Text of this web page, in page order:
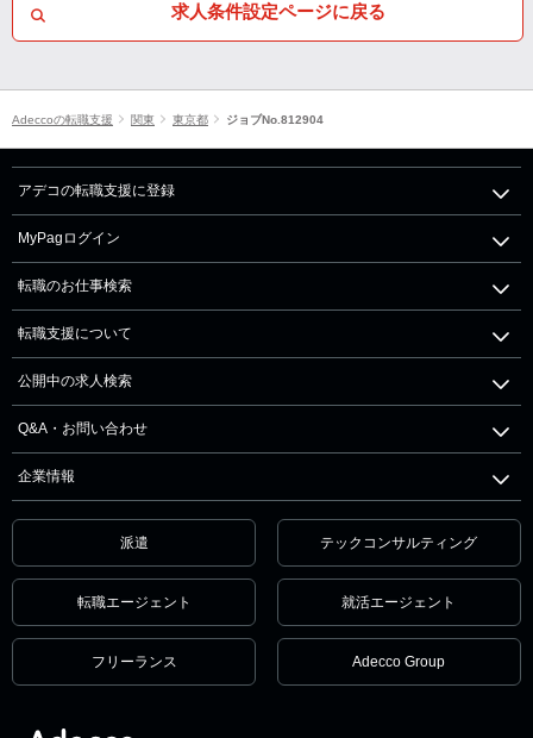
求人条件設定ページに戻る
Adeccoの転職支援 関東 東京都 ジョブNo.812904
アデコの転職支援に登録
MyPagログイン
転職のお仕事検索
転職支援について
公開中の求人検索
Q&A・お問い合わせ
企業情報
派遣 テックコンサルティング
転職エージェント 就活エージェント
フリーランス Adecco Group